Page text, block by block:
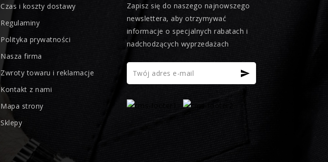
Czas i koszty dostawy
Regulaminy
Polityka prywatności
Nasza firma
Zwroty towaru i reklamacje
Kontakt z nami
Mapa strony
Sklepy
Zapisz się do naszego najnowszego
newslettera, aby otrzymywać
informacje o specjalnych rabatach i
nadchodzących wyprzedażach